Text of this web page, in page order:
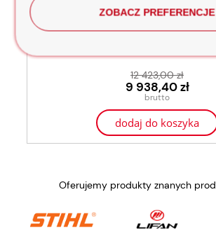
12 423,00 zł
9 938,40 zł
dodaj do koszyka
Oferujemy produkty znanych
ZOBACZ PREFERENCJE